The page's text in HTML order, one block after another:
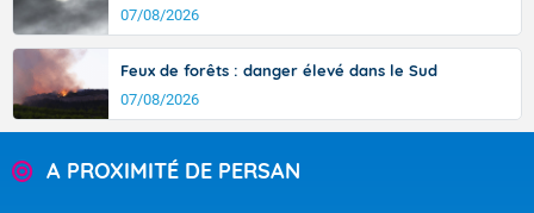
07/08/2026
Feux de forêts : danger élevé dans le Sud
07/08/2026
A PROXIMITÉ DE PERSAN